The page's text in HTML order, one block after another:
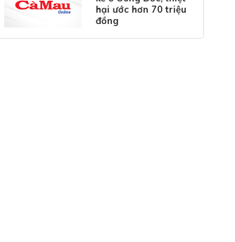
hại ước hơn 70 triệu
đồng